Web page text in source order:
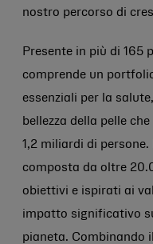
nostro percorso di
Presente in più di 165
comprende un
essenziali per la
bellezza della pelle
1,2 miliardi di
composta da oltre
obiettivi e ispirati ai
impatto significativo
pianeta. Combinando